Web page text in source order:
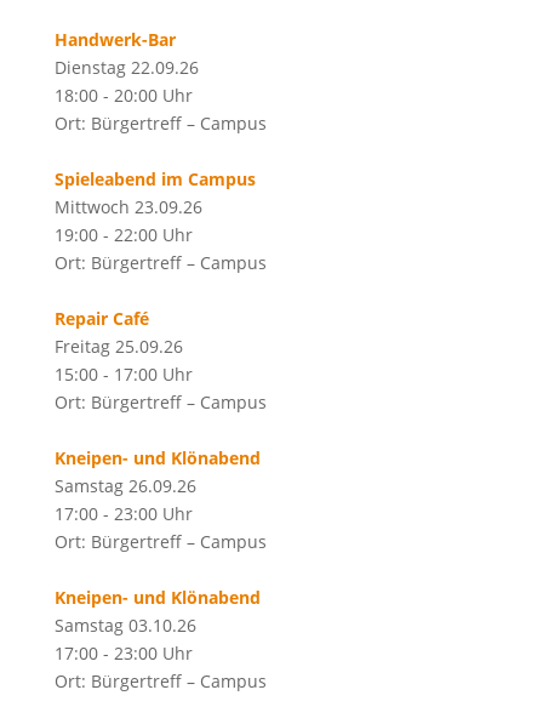
Handwerk-Bar
Dienstag 22.09.26
18:00 - 20:00 Uhr
Ort: Bürgertreff – Campus
Spieleabend im Campus
Mittwoch 23.09.26
19:00 - 22:00 Uhr
Ort: Bürgertreff – Campus
Repair Café
Freitag 25.09.26
15:00 - 17:00 Uhr
Ort: Bürgertreff – Campus
Kneipen- und Klönabend
Samstag 26.09.26
17:00 - 23:00 Uhr
Ort: Bürgertreff – Campus
Kneipen- und Klönabend
Samstag 03.10.26
17:00 - 23:00 Uhr
Ort: Bürgertreff – Campus